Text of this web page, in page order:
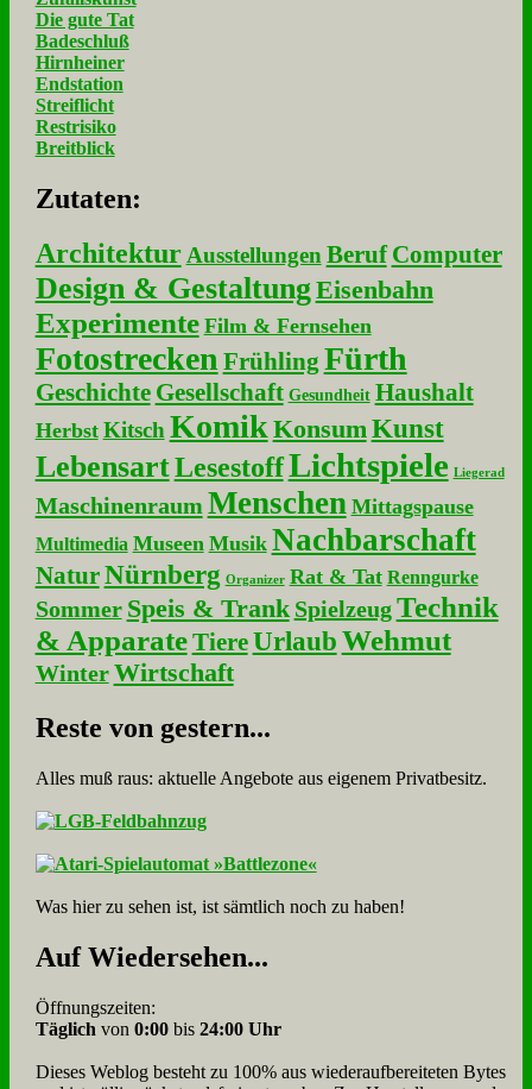
Die gute Tat
Badeschluß
Hirnheiner
Endstation
Streiflicht
Restrisiko
Breitblick
Zu­ta­ten:
Architektur Ausstellungen Beruf Computer
Design & GestaltungEisenbahn
Experimente Film & Fernsehen
Fotostrecken Frühling Fürth
Geschichte Gesellschaft Gesundheit Haushalt
Herbst Kitsch KomikKonsumKunst
LebensartLesestoffLichtspiele Liegerad
Maschinenraum Menschen Mittagspause
Multimedia Museen Musik Nachbarschaft
NaturNürnberg Organizer Rat & Tat Renngurke
Sommer Speis & Trank Spielzeug Technik
& Apparate Tiere UrlaubWehmut
Winter Wirtschaft
Re­ste von ge­stern...
Alles muß raus: aktuelle An­ge­bo­te aus eigenem Privatbesitz.
Was hier zu sehen ist, ist sämt­lich noch zu haben!
Auf Wie­der­se­hen...
Öffnungszeiten:
Täglich von 0:00bis 24:00 Uhr
Dieses Weblog besteht zu 100% aus wie­der­auf­bereite­ten Bytes